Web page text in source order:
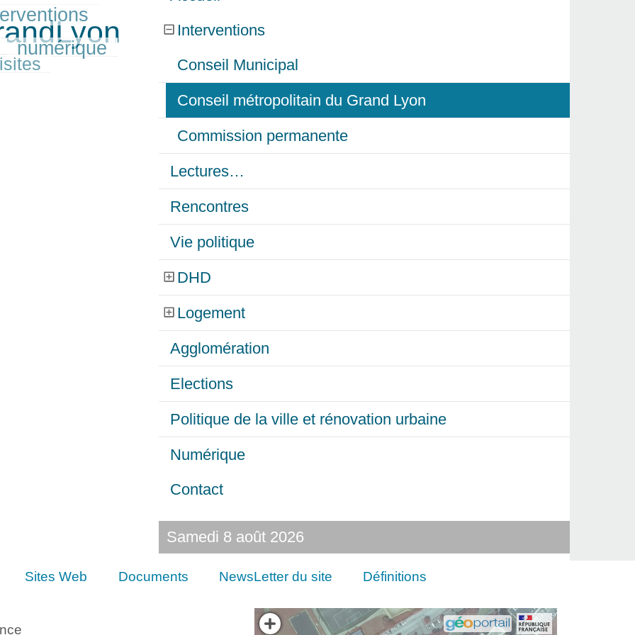
Interventions
Conseil Municipal
Conseil métropolitain du Grand Lyon
Commission permanente
Lectures…
Rencontres
Vie politique
DHD
Logement
Agglomération
Elections
Politique de la ville et rénovation urbaine
Numérique
Contact
Samedi 8 août 2026
numérique
Sites Web Documents NewsLetter du site Définitions